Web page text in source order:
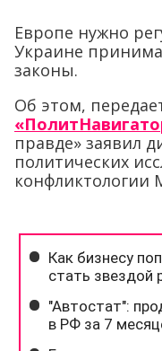
Европе нужно
Украине
законы.
Об этом,
правде» заявил
политических
конфликтологии